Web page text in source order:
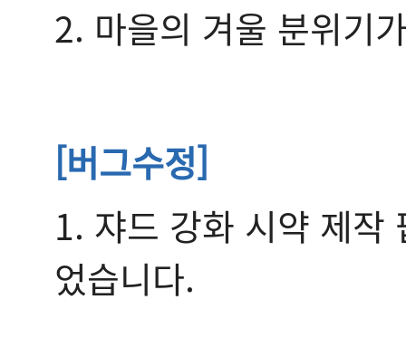
2. 마을의 겨울 분위기
[버그수정]
1. 쟈드 강화 시약 제작
었습니다.